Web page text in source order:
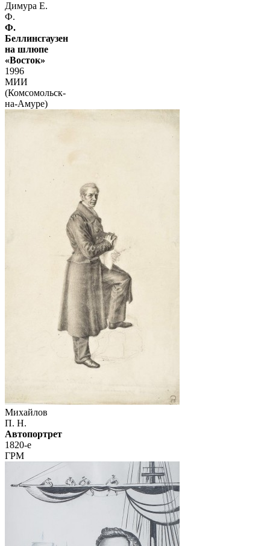
Димура Е.
Ф.
Ф.
Беллинсгаузен
на шлюпе
«Восток»
1996
МИИ
(Комсомольск-
на-Амуре)
Михайлов
П. Н.
Автопортрет
1820-е
ГРМ